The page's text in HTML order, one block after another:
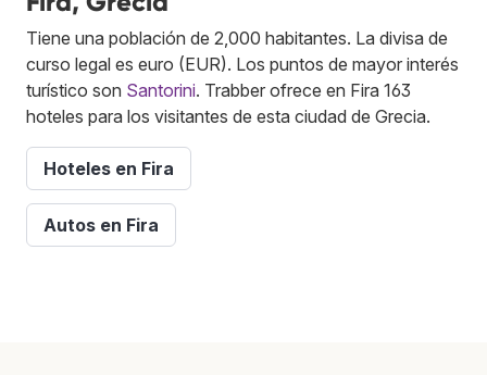
Tiene una población de 2,000 habitantes. La divisa de
curso legal es euro (EUR). Los puntos de mayor interés
turístico son Santorini. Trabber ofrece en Fira 163
hoteles para los visitantes de esta ciudad de Grecia.
Hoteles en Fira
Autos en Fira